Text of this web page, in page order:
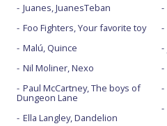
Juanes, JuanesTeban
Foo Fighters, Your favorite toy
Malú, Quince
Nil Moliner, Nexo
Paul McCartney, The boys of
Dungeon Lane
Ella Langley, Dandelion